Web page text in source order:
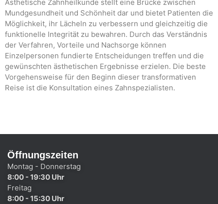
Ästhetische Zahnheilkunde stellt eine Brücke zwischen
Mundgesundheit und Schönheit dar und bietet Patienten die
Möglichkeit, ihr Lächeln zu verbessern und gleichzeitig die
funktionelle Integrität zu bewahren. Durch das Verständnis
der Verfahren, Vorteile und Nachsorge können
Einzelpersonen fundierte Entscheidungen treffen und die
gewünschten ästhetischen Ergebnisse erzielen. Die beste
Vorgehensweise für den Beginn dieser transformativen
Reise ist die Konsultation eines Zahnspezialisten.
Öffnungszeiten
Montag - Donnerstag
8:00 - 19:30 Uhr
Freitag
8:00 - 15:30 Uhr